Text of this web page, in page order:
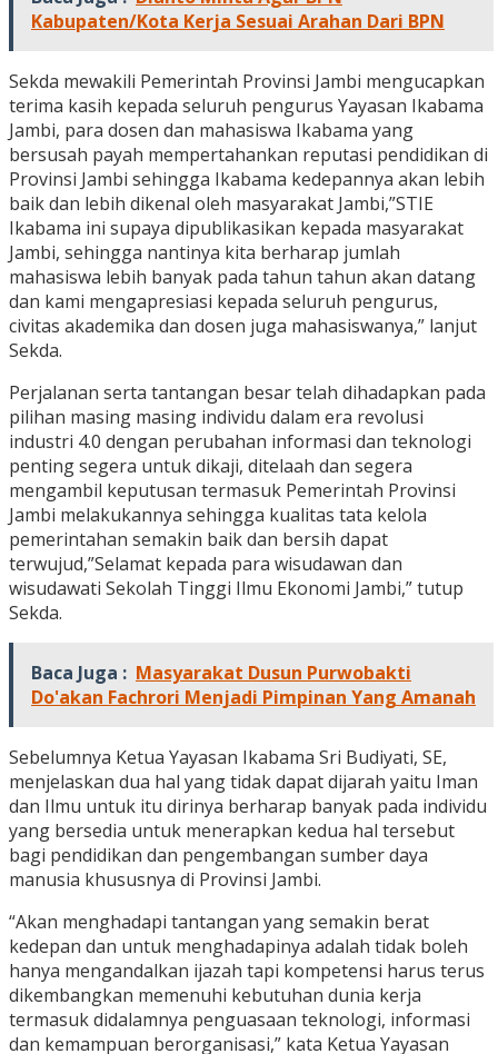
Kabupaten/Kota Kerja Sesuai Arahan Dari BPN
Sekda mewakili Pemerintah Provinsi Jambi mengucapkan
terima kasih kepada seluruh pengurus Yayasan Ikabama
Jambi, para dosen dan mahasiswa Ikabama yang
bersusah payah mempertahankan reputasi pendidikan di
Provinsi Jambi sehingga Ikabama kedepannya akan lebih
baik dan lebih dikenal oleh masyarakat Jambi,”STIE
Ikabama ini supaya dipublikasikan kepada masyarakat
Jambi, sehingga nantinya kita berharap jumlah
mahasiswa lebih banyak pada tahun tahun akan datang
dan kami mengapresiasi kepada seluruh pengurus,
civitas akademika dan dosen juga mahasiswanya,” lanjut
Sekda.
Perjalanan serta tantangan besar telah dihadapkan pada
pilihan masing masing individu dalam era revolusi
industri 4.0 dengan perubahan informasi dan teknologi
penting segera untuk dikaji, ditelaah dan segera
mengambil keputusan termasuk Pemerintah Provinsi
Jambi melakukannya sehingga kualitas tata kelola
pemerintahan semakin baik dan bersih dapat
terwujud,”Selamat kepada para wisudawan dan
wisudawati Sekolah Tinggi Ilmu Ekonomi Jambi,” tutup
Sekda.
Baca Juga : Masyarakat Dusun Purwobakti
Do'akan Fachrori Menjadi Pimpinan Yang Amanah
Sebelumnya Ketua Yayasan Ikabama Sri Budiyati, SE,
menjelaskan dua hal yang tidak dapat dijarah yaitu Iman
dan Ilmu untuk itu dirinya berharap banyak pada individu
yang bersedia untuk menerapkan kedua hal tersebut
bagi pendidikan dan pengembangan sumber daya
manusia khususnya di Provinsi Jambi.
“Akan menghadapi tantangan yang semakin berat
kedepan dan untuk menghadapinya adalah tidak boleh
hanya mengandalkan ijazah tapi kompetensi harus terus
dikembangkan memenuhi kebutuhan dunia kerja
termasuk didalamnya penguasaan teknologi, informasi
dan kemampuan berorganisasi,” kata Ketua Yayasan